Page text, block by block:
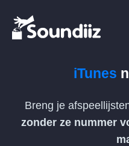
iTunes
Breng je
zonder ze nummer